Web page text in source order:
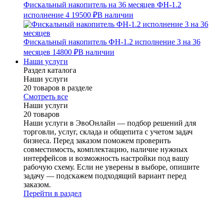
Фискальный накопитель на 36 месяцев ФН-1.2
исполнение 4 19500 ₽В наличии
Фискальный накопитель ФН-1.2 исполнение 3 на 36
месяцев 14800 ₽В наличии
Наши услуги
Раздел каталога
Наши услуги
20 товаров в разделе
Смотреть все
Наши услуги
20 товаров
Наши услуги в ЭвоОнлайн — подбор решений для
торговли, услуг, склада и общепита с учетом задач
бизнеса. Перед заказом поможем проверить
совместимость, комплектацию, наличие нужных
интерфейсов и возможность настройки под вашу
рабочую схему. Если не уверены в выборе, опишите
задачу — подскажем подходящий вариант перед
заказом.
Перейти в раздел